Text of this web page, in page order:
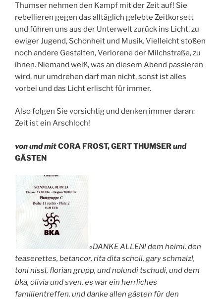
Thumser nehmen den Kampf mit der Zeit auf! Sie
rebellieren gegen das alltäglich gelebte Zeitkorsett
und führen uns aus der Unterwelt zurück ins Licht, zu
ewiger Jugend, Schönheit und Musik. Vielleicht stoßen
noch andere Gestalten, Verlorene der Milchstraße, zu
ihnen. Niemand weiß, was an diesem Abend passieren
wird, nur umdrehen darf man nicht, sonst ist alles
vorbei und das Licht erlischt für immer.
Also folgen Sie vorsichtig und denken immer daran:
Zeit ist ein Arschloch!
von und mitCORA FROST, GERT THUMSERund
GÄSTEN
«DANKE ALLEN! dem helmi. den
teaserettes, betancor, rita dita scholl, gary schmalzl,
toni nissl, florian grupp, und nolundi tschudi, und dem
bka, olivia und sven. es war ein herrliches
familientreffen. und danke allen gästen für den